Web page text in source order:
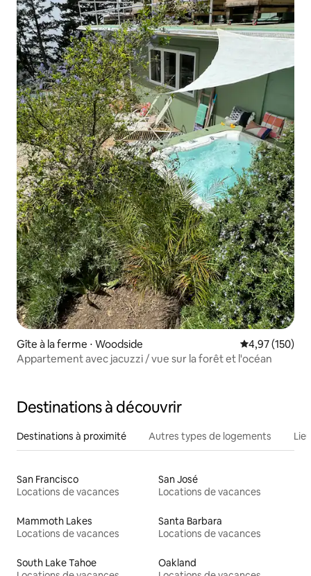
Gîte à la ferme ⋅ Woodside Évaluation
4,97 (150)
Appartement avec jacuzzi / vue sur la forêt et l'océan
Destinations à découvrir
Destinations à proximité Autres types de logements
San Francisco
Locations de vacances
San José
Locations de vacances
Mammoth Lakes
Locations de vacances
Santa Barbara
Locations de vacances
South Lake Tahoe
Oakland